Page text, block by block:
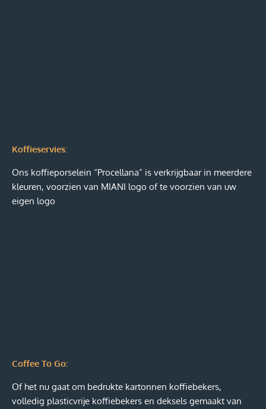
Koffieservies:
Ons koffieporselein “Procellana” is verkrijgbaar in meerdere
kleuren, voorzien van MIANI logo of te voorzien van uw
eigen logo
Coffee To Go:
Of het nu gaat om bedrukte kartonnen koffiebekers,
volledig plasticvrije koffiebekers en deksels gemaakt van